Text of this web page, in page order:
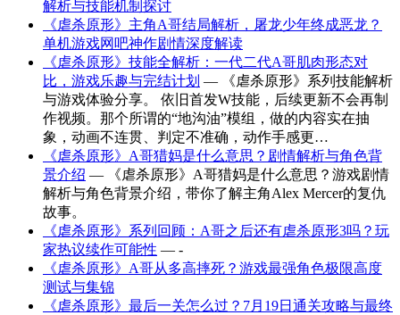
解析与技能机制探讨
《虐杀原形》主角A哥结局解析，屠龙少年终成恶龙？
单机游戏网吧神作剧情深度解读
《虐杀原形》技能全解析：一代二代A哥肌肉形态对
比，游戏乐趣与完结计划 — 《虐杀原形》系列技能解析
与游戏体验分享。 依旧首发W技能，后续更新不会再制
作视频。那个所谓的“地沟油”模组，做的内容实在抽
象，动画不连贯、判定不准确，动作手感更…
《虐杀原形》A哥猎妈是什么意思？剧情解析与角色背
景介绍 — 《虐杀原形》A哥猎妈是什么意思？游戏剧情
解析与角色背景介绍，带你了解主角Alex Mercer的复仇
故事。
《虐杀原形》系列回顾：A哥之后还有虐杀原形3吗？玩
家热议续作可能性 — -
《虐杀原形》A哥从多高摔死？游戏最强角色极限高度
测试与集锦
《虐杀原形》最后一关怎么过？7月19日通关攻略与最终